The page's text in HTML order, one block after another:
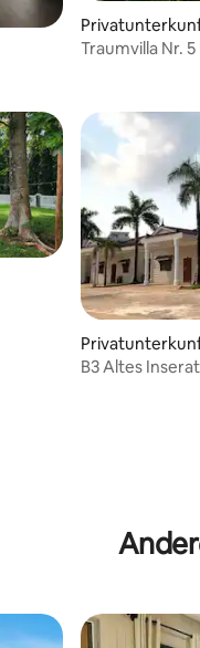
Traumvilla Nr.
B3 Altes Inserat